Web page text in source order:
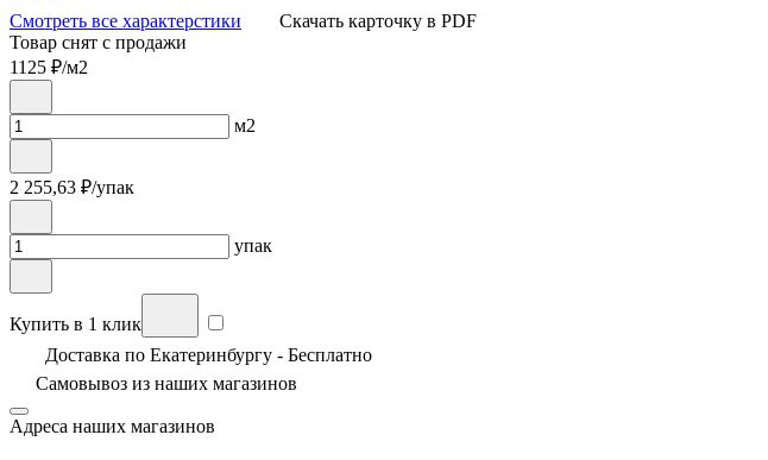
Смотреть все характерстики
Скачать карточку в PDF
Товар снят с продажи
1125 ₽/м2
м2
2 255,63 ₽/упак
упак
Купить в 1 клик
Доставка по Екатеринбургу - Бесплатно
Самовывоз из наших магазинов
Адреса наших магазинов